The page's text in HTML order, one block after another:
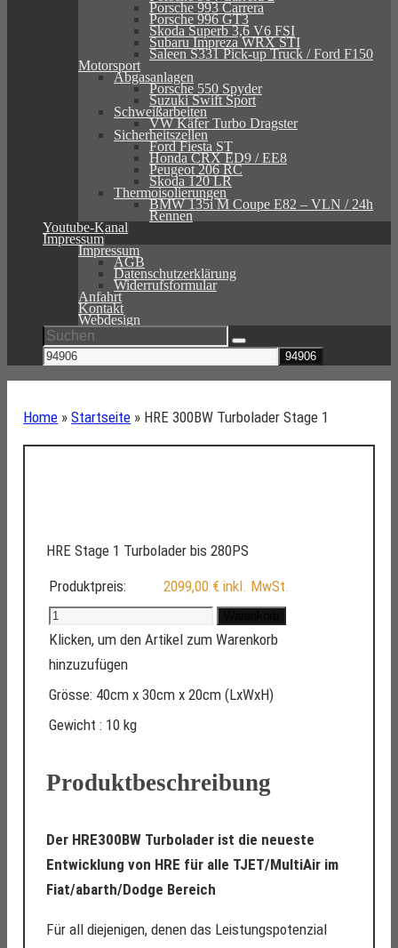
Porsche 993 Carrera
Porsche 996 GT3
Skoda Superb 3,6 V6 FSI
Subaru Impreza WRX STI
Saleen S331 Pick-up Truck / Ford F150
Motorsport
Abgasanlagen
Porsche 550 Spyder
Suzuki Swift Sport
Schweißarbeiten
VW Käfer Turbo Dragster
Sicherheitszellen
Ford Fiesta ST
Honda CRX ED9 / EE8
Peugeot 206 RC
Skoda 120 LR
Thermoisolierungen
BMW 135i M Coupe E82 – VLN / 24h
Rennen
Youtube-Kanal
Impressum
Impressum
AGB
Datenschutzerklärung
Widerrufsformular
Anfahrt
Kontakt
Webdesign
Suche
nach: Suchen
Home »Startseite » HRE 300BW Turbolader Stage 1
HRE Stage 1 Turbolader bis 280PS
Produktpreis:
2099,00 €inkl. MwSt.
Klicken, um den Artikel zum Warenkorb
hinzuzufügen
Grösse: 40cm x 30cm x 20cm(LxWxH)
Gewicht : 10 kg
Produktbeschreibung
Der HRE300BW Turbolader ist die neueste
Entwicklung von HRE für alle TJET/MultiAir im
Fiat/abarth/Dodge Bereich
Für all diejenigen, denen das Leistungspotenzial